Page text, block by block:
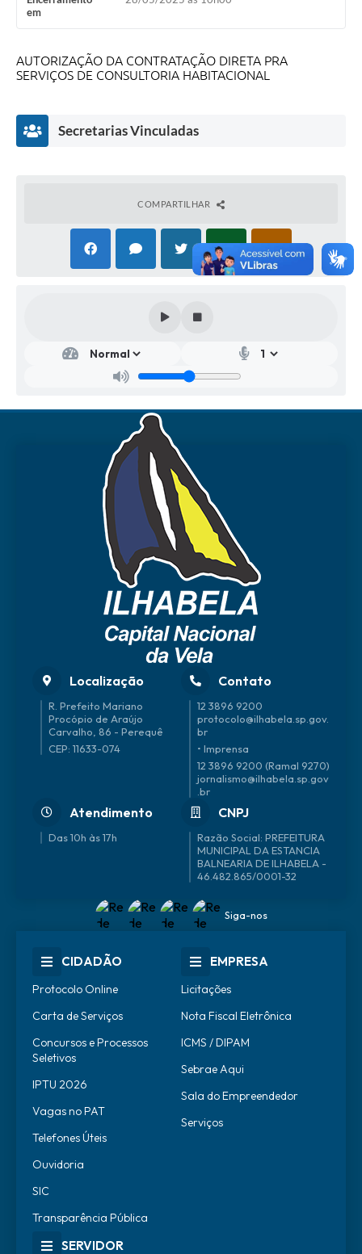
em
AUTORIZAÇÃO DA CONTRATAÇÃO DIRETA PRA
SERVIÇOS DE CONSULTORIA HABITACIONAL
Secretarias Vinculadas
etar
pal
COMPARTILHAR
Localização
R. Prefeito Mariano
Procópio de Araújo
Carvalho, 86 - Perequê
CEP: 11633-074
Contato
12 3896 9200
protocolo@ilhabela.sp.gov.
br
• Imprensa
12 3896 9200 (Ramal 9270)
jornalismo@ilhabela.sp.gov
.br
Atendimento
Das 10h às 17h
CNPJ
46.482.865/0001-32
Siga-nos
CIDADÃO
Protocolo Online
Carta de Serviços
Concursos e Processos
Seletivos
IPTU 2026
Vagas no PAT
Telefones Úteis
Ouvidoria
SIC
Transparência Pública
EMPRESA
Licitações
Nota Fiscal Eletrônica
ICMS / DIPAM
Sebrae Aqui
Sala do Empreendedor
Serviços
SERVIDOR